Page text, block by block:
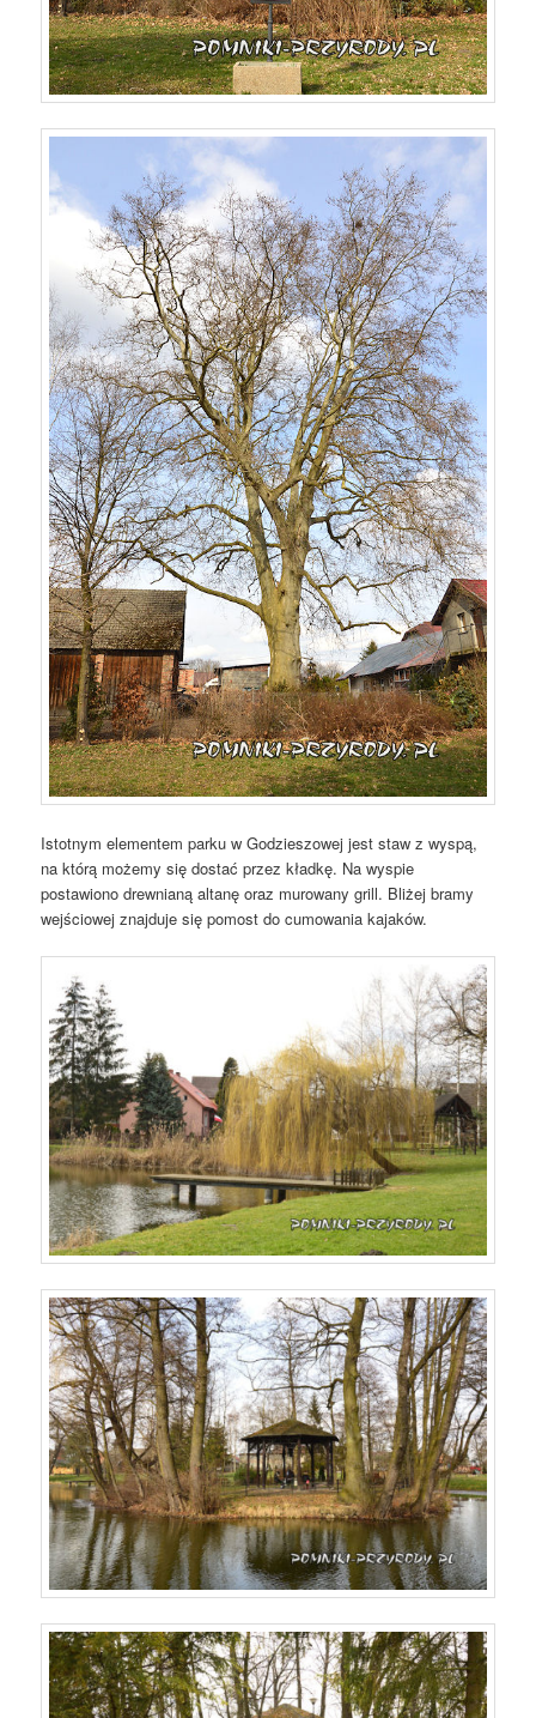
Istotnym elementem parku w Godzieszowej jest staw z wyspą,
na którą możemy się dostać przez kładkę. Na wyspie
postawiono drewnianą altanę oraz murowany grill. Bliżej bramy
wejściowej znajduje się pomost do cumowania kajaków.